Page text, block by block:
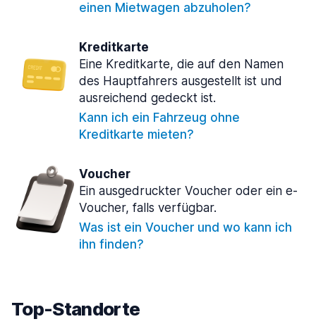
einen Mietwagen abzuholen?
Kreditkarte
Eine Kreditkarte, die auf den Namen
des Hauptfahrers ausgestellt ist und
ausreichend gedeckt ist.
Kann ich ein Fahrzeug ohne
Kreditkarte mieten?
Voucher
Ein ausgedruckter Voucher oder ein e-
Voucher, falls verfügbar.
Was ist ein Voucher und wo kann ich
ihn finden?
Top-Standorte